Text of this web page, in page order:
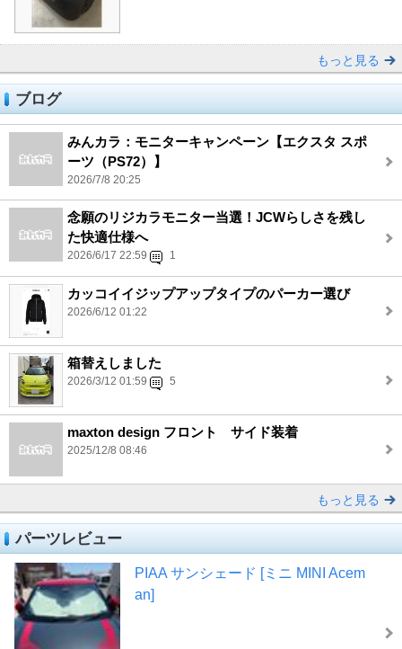
もっと見る
ブログ
みんカラ：モニターキャンペーン【エクスタ スポ
ーツ（PS72）】
2026/7/8 20:25
念願のリジカラモニター当選！JCWらしさを残し
た快適仕様へ
2026/6/17 22:59 1
カッコイイジップアップタイプのパーカー選び
2026/6/12 01:22
箱替えしました
2026/3/12 01:59 5
maxton design フロント サイド装着
2025/12/8 08:46
もっと見る
パーツレビュー
PIAA サンシェード [ミニ MINI Acem
an]